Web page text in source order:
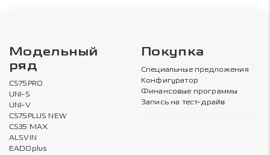
Модельный
ряд
CS75PRO
UNI-S
UNI-V
CS75PLUS NEW
CS35 MAX
ALSVIN
EADOplus
Покупка
Специальные предложения
Конфигуратор
Финансовые программы
Запись на тест-драйв